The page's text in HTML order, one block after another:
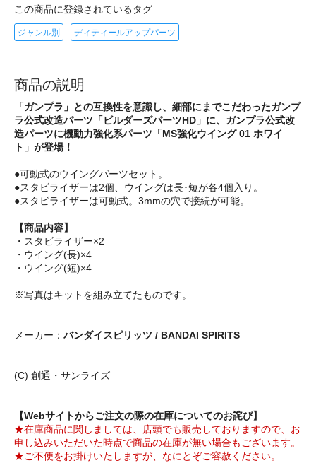
この商品に登録されているタグ
ジャンル別 ディティールアップパーツ
商品の説明
「ガンプラ」との互換性を意識し、細部にまでこだわったガンプ
ラ公式改造パーツ「ビルダーズパーツHD」に、ガンプラ公式改
造パーツに機動力強化系パーツ「MS強化ウイング 01 ホワイ
ト」が登場！
●可動式のウイングパーツセット。
●スタビライザーは2個、ウイングは長･短が各4個入り。
●スタビライザーは可動式。3mmの穴で接続が可能。
【商品内容】
・スタビライザー×2
・ウイング(長)×4
・ウイング(短)×4
※写真はキットを組み立てたものです。
メーカー： バンダイスピリッツ / BANDAI SPIRITS
(C) 創通・サンライズ
【Webサイトからご注文の際の在庫についてのお詫び】
★在庫商品に関しましては、店頭でも販売しておりますので、お
申し込みいただいた時点で商品の在庫が無い場合もございます。
★ご不便をお掛けいたしますが、なにとぞご容赦ください。